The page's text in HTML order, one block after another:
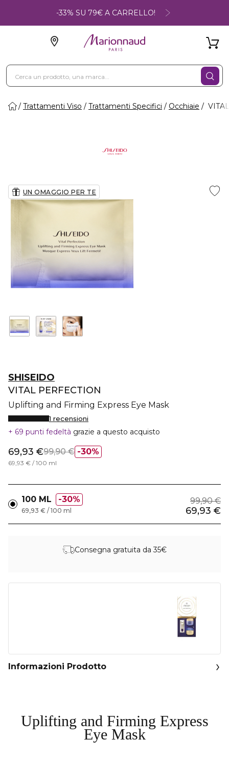
-33% SU 79€ A CARRELLO!
Trattamenti Viso Trattamenti Specifici Occhiaie
UN OMAGGIO PER TE
SHISEIDO
VITAL PERFECTION
Uplifting and Firming Express Eye Mask
1 recensioni
69 punti fedeltà grazie a questo acquisto
30%
69,93 €99,90 €
69,93 € / 100 ml
100 ML 30% 99,90 €
69,93 €
69,93 € / 100 ml
Consegna gratuita da 35€
Informazioni Prodotto
Uplifting and Firming Express
Eye Mask